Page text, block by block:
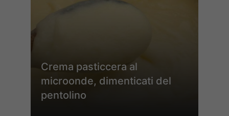
Crema pasticcera al
microonde, dimenticati del
pentolino